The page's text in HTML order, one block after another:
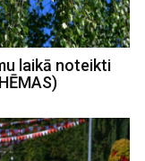
laikā noteikti